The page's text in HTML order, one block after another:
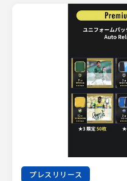
プレスリリース